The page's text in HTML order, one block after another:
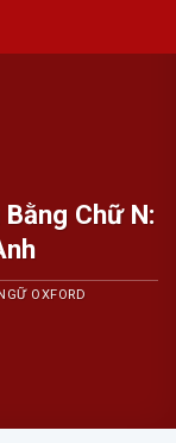
Chữ N:
OXFORD